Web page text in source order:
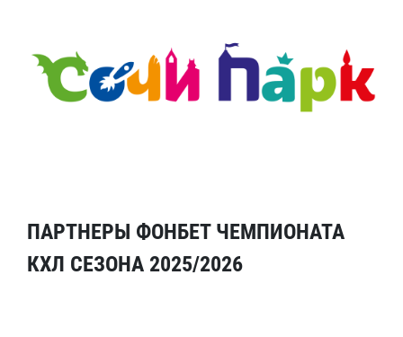
ПАРТНЕРЫ ФОНБЕТ ЧЕМПИОНАТА
КХЛ СЕЗОНА 2025/2026